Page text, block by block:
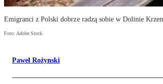
Emigranci z Polski dobrze radzą sobie w Dolinie
Foto: Adobe Stock
Paweł Rożynski